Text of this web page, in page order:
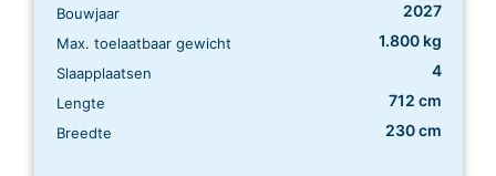
Bouwjaar 2027
Max. toelaatbaar gewicht 1.800 kg
Slaapplaatsen 4
Lengte 712 cm
Breedte 230 cm